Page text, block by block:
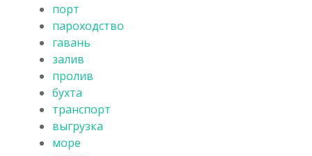
порт
пароходство
гавань
залив
пролив
бухта
транспорт
выгрузка
море